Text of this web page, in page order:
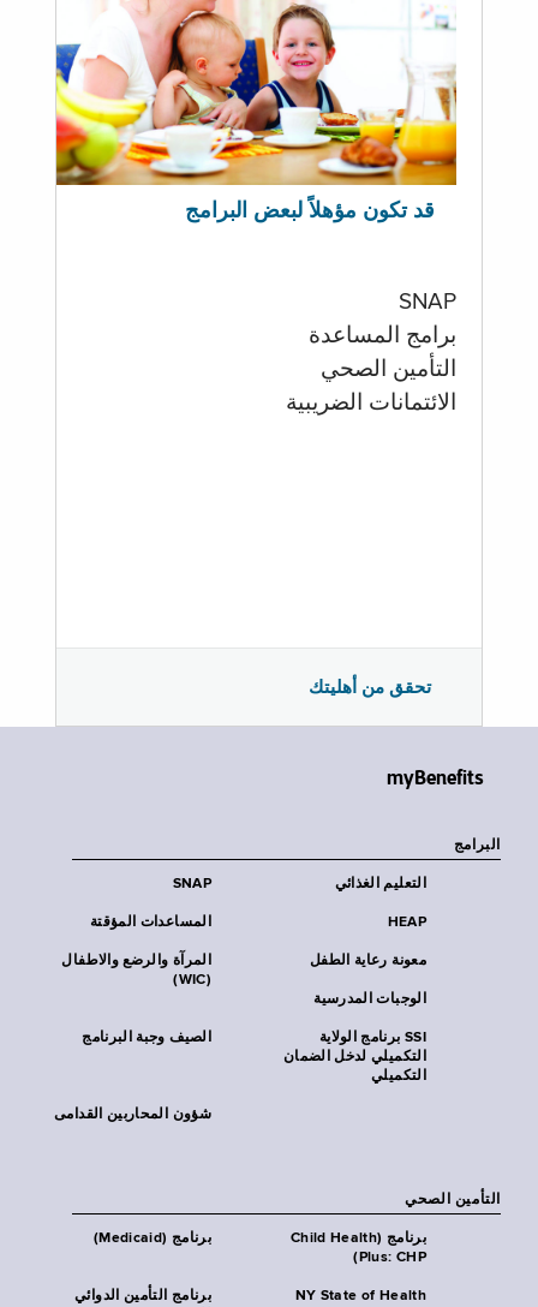
قد تكون مؤهلاً لبعض البرامج
SNAP
برامج المساعدة
التأمين الصحي
الائتمانات الضريبية
تحقق من أهليتك
myBenefits
البرامج
SNAP التعليم الغذائي
المساعدات المؤقتة HEAP
المرآة والرضع والاطفال
(WIC)
معونة رعاية الطفل
الوجبات المدرسية
الصيف وجبة البرنامج
SSI برنامج الولاية
التكميلي لدخل الضمان
التكميلي
شؤون المحاربين القدامى
التأمين الصحي
برنامج (Medicaid)
برنامج (Child Health
Plus: CHP)
برنامج التأمين الدوائي
NY State of Health